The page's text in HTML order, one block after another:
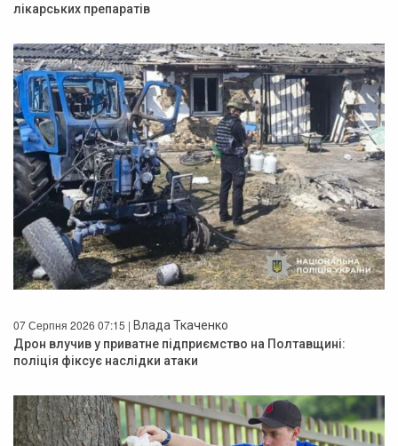
лікарських препаратів
07 Серпня 2026 07:15 | Влада Ткаченко
Дрон влучив у приватне підприємство на Полтавщині:
поліція фіксує наслідки атаки